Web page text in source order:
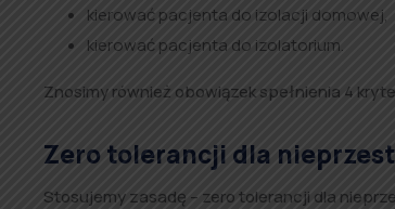
kierować pacjenta do izolacji domowej,
kierować pacjenta do izolatorium.
Znosimy również obowiązek spełnienia 4
Zero tolerancji dla
Stosujemy zasadę – zero tolerancji dla